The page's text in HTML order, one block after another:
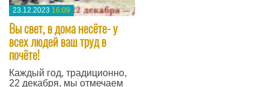
23.12.2023 16:09
Вы свет, в дома несёте- у
всех людей ваш труд в
почёте!
Каждый год, традиционно,
22 декабря, мы отмечаем